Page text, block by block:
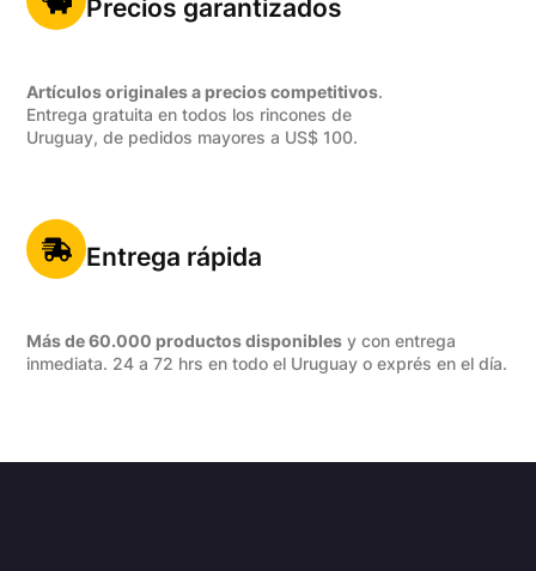
Precios garantizados
Artículos originales a precios competitivos.
Entrega gratuita en todos los rincones de
Uruguay, de pedidos mayores a US$ 100.
Entrega rápida
Más de 60.000 productos disponibles y con entrega
inmediata. 24 a 72 hrs en todo el Uruguay o exprés en el día.